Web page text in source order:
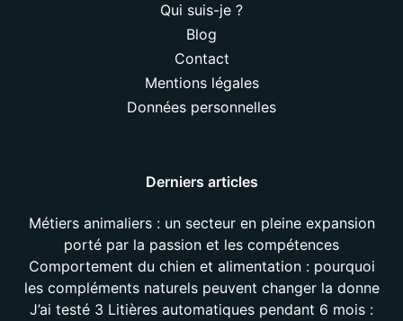
Qui suis-je ?
Blog
Contact
Mentions légales
Données personnelles
Derniers articles
Métiers animaliers : un secteur en pleine expansion
porté par la passion et les compétences
Comportement du chien et alimentation : pourquoi
les compléments naturels peuvent changer la donne
J’ai testé 3 Litières automatiques pendant 6 mois :